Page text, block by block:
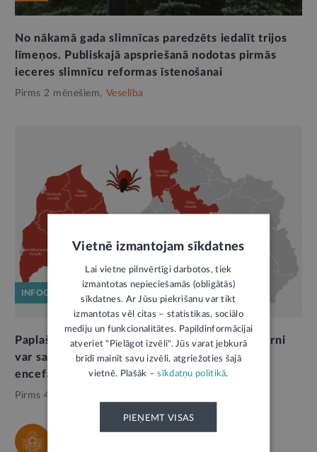
No nākamā gada slimnīcas paredzēts iedalīt trijos
līmeņos. Publiskajā apspriešanā nodotas pirmās
ieceres slimnīcu reformas īstenošanai
Pirms 2 mēnešiem, Veselība
INFOGRAFIKA
Paplašināts novadu skaits, kuros deklarētie bērni
var saņemt bezmaksas vakcināciju pret ērču
encefalītu
Pirms 4 mēnešiem,
Vietnē izmantojam sīkdatnes
Lai vietne pilnvērtīgi darbotos, tiek
izmantotas nepieciešamās (obligātās)
sīkdatnes. Ar Jūsu piekrišanu var tikt
izmantotas vēl citas – statistikas, sociālo
mediju un funkcionalitātes. Papildinformācijai
atveriet "Pielāgot izvēli". Jūs varat jebkurā
brīdī mainīt savu izvēli, atgriežoties šajā
vietnē. Plašāk –sīkdatņu politikā.
PIEŅEMT VISAS